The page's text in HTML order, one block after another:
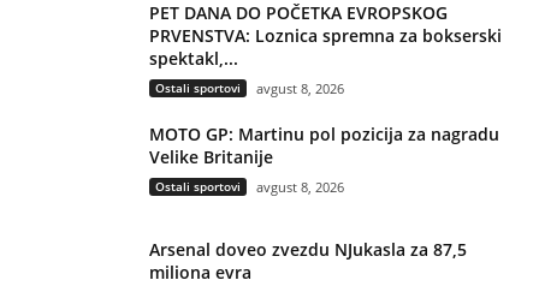
PET DANA DO POČETKA EVROPSKOG
PRVENSTVA: Loznica spremna za bokserski
spektakl,...
Ostali sportovi avgust 8, 2026
MOTO GP: Martinu pol pozicija za nagradu
Velike Britanije
Ostali sportovi avgust 8, 2026
Arsenal doveo zvezdu NJukasla za 87,5
miliona evra